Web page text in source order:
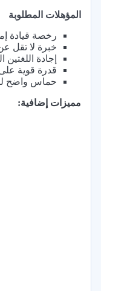
المؤهلات المطلوبة
رخصة قيادة
خبرة لا تقل
إجادة
قدرة قوية
حماس واضح
مميزات إضافية: